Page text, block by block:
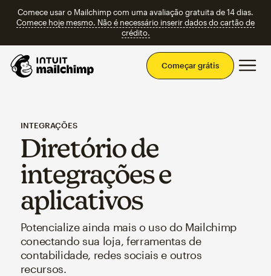
Comece usar o Mailchimp com uma avaliação gratuita de 14 dias.
Comece hoje mesmo. Não é necessário inserir dados do cartão de
crédito.
Começar grátis
INTEGRAÇÕES
Diretório de
integrações e
aplicativos
Potencialize ainda mais o uso do Mailchimp
conectando sua loja, ferramentas de
contabilidade, redes sociais e outros
recursos.